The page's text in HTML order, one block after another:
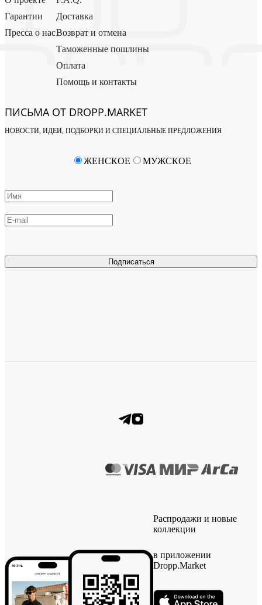
Гарантии
Пресса о нас
Доставка
Возврат и отмена
Таможенные пошлины
Оплата
Помощь и контакты
ПИСЬМА ОТ DROPP.MARKET
НОВОСТИ, ИДЕИ, ПОДБОРКИ И СПЕЦИАЛЬНЫЕ ПРЕДЛОЖЕНИЯ
Подписаться
ЖЕНСКОЕ МУЖСКОЕ
Распродажи и новые
коллекции
в приложении
Dropp.Market